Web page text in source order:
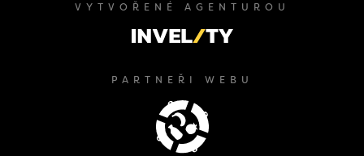
VYTVOŘENÉ AGENTUROU
PARTNEŘI WEBU